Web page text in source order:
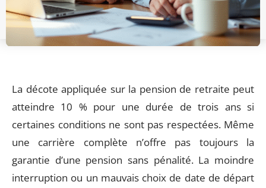
La décote appliquée sur la pension de retraite peut
atteindre 10 % pour une durée de trois ans si
certaines conditions ne sont pas respectées. Même
une carrière complète n’offre pas toujours la
garantie d’une pension sans pénalité. La moindre
interruption ou un mauvais choix de date de départ